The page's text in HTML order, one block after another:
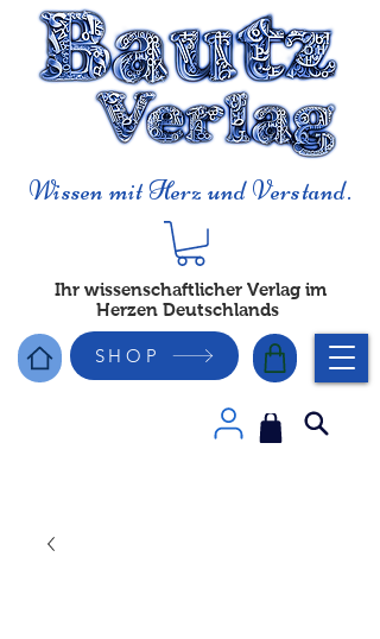
Wissen mit Herz und Verstand.
Ihr wissenschaftlicher Verlag im
Herzen Deutschlands
SHOP